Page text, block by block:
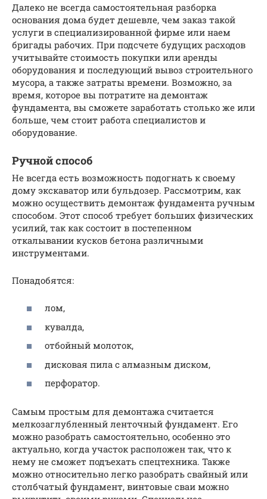
Далеко не всегда самостоятельная разборка
основания дома будет дешевле, чем заказ такой
услуги в специализированной фирме или наем
бригады рабочих. При подсчете будущих расходов
учитывайте стоимость покупки или аренды
оборудования и последующий вывоз строительного
мусора, а также затраты времени. Возможно, за
время, которое вы потратите на демонтаж
фундамента, вы сможете заработать столько же или
больше, чем стоит работа специалистов и
оборудование.
Ручной способ
Не всегда есть возможность подогнать к своему
дому экскаватор или бульдозер. Рассмотрим, как
можно осуществить демонтаж фундамента ручным
способом. Этот способ требует больших физических
усилий, так как состоит в постепенном
откалывании кусков бетона различными
инструментами.
Понадобятся:
лом,
кувалда,
отбойный молоток,
дисковая пила с алмазным диском,
перфоратор.
Самым простым для демонтажа считается
мелкозаглубленный ленточный фундамент. Его
можно разобрать самостоятельно, особенно это
актуально, когда участок расположен так, что к
нему не сможет подъехать спецтехника. Также
можно относительно легко разобрать свайный или
столбчатый фундамент, винтовые сваи можно